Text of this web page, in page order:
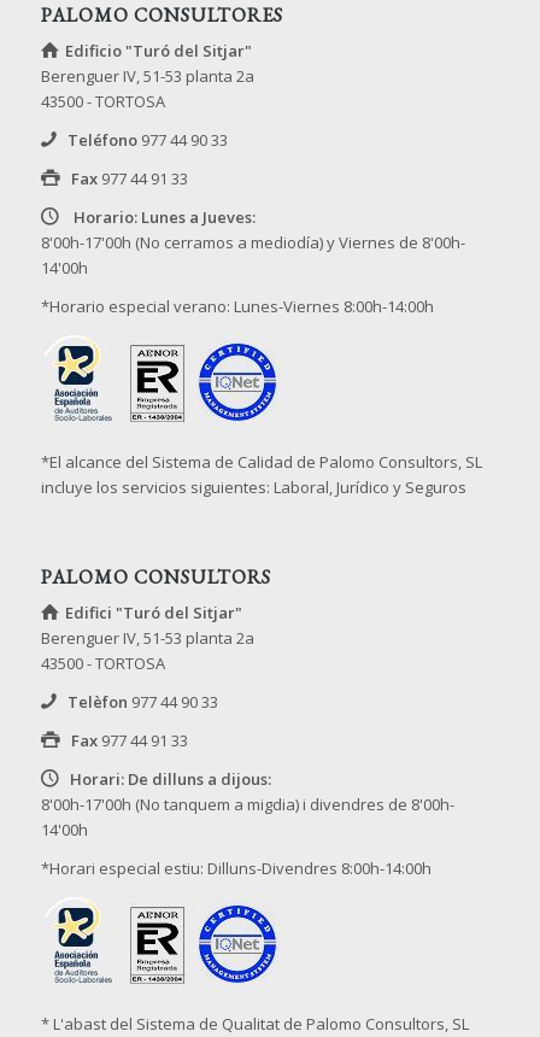
PALOMO CONSULTORES
Edificio "Turó del Sitjar"
Berenguer IV, 51-53 planta 2a
43500 - TORTOSA
Teléfono 977 44 90 33
Fax 977 44 91 33
Horario: Lunes a Jueves:
8'00h-17'00h (No cerramos a mediodía) y Viernes de 8'00h-
14'00h
*Horario especial verano: Lunes-Viernes 8:00h-14:00h
*El alcance del Sistema de Calidad de Palomo Consultors, SL
incluye los servicios siguientes: Laboral, Jurídico y Seguros
PALOMO CONSULTORS
Edifici "Turó del Sitjar"
Berenguer IV, 51-53 planta 2a
43500 - TORTOSA
Telèfon 977 44 90 33
Fax 977 44 91 33
Horari: De dilluns a dijous:
8'00h-17'00h (No tanquem a migdia) i divendres de 8'00h-
14'00h
*Horari especial estiu: Dilluns-Divendres 8:00h-14:00h
* L'abast del Sistema de Qualitat de Palomo Consultors, SL